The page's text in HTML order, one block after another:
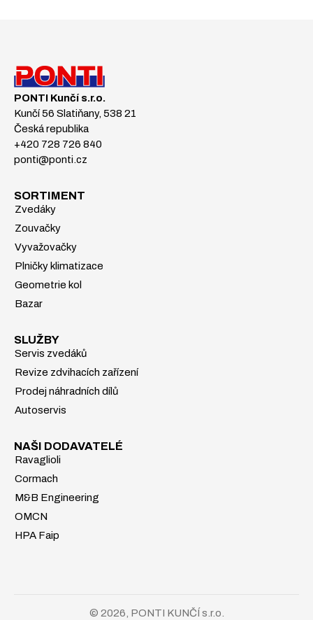
PONTI Kunčí s.r.o.
Kunčí 56 Slatiňany, 538 21
Česká republika
+420 728 726 840
ponti@ponti.cz
SORTIMENT
Zvedáky
Zouvačky
Vyvažovačky
Plničky klimatizace
Geometrie kol
Bazar
SLUŽBY
Servis zvedáků
Revize zdvihacích zařízení
Prodej náhradních dílů
Autoservis
NAŠI DODAVATELÉ
Ravaglioli
Cormach
M&B Engineering
OMCN
HPA Faip
© 2026, PONTI KUNČÍ s.r.o.